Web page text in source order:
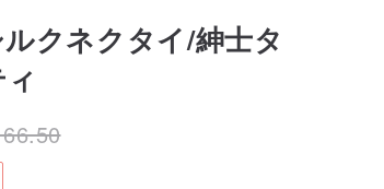
クネクタイ/紳士タ
66.50